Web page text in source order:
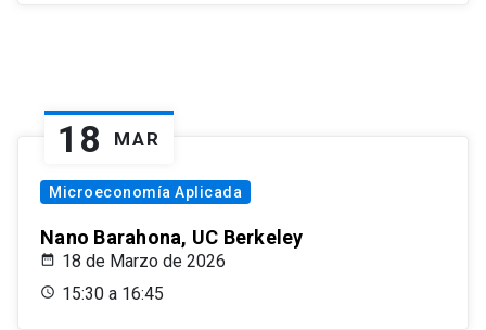
18 MAR
Microeconomía Aplicada
Nano Barahona, UC Berkeley
18 de Marzo de 2026
15:30 a 16:45